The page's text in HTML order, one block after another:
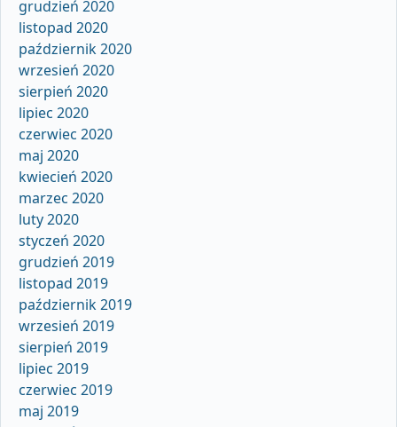
grudzień 2020
listopad 2020
październik 2020
wrzesień 2020
sierpień 2020
lipiec 2020
czerwiec 2020
maj 2020
kwiecień 2020
marzec 2020
luty 2020
styczeń 2020
grudzień 2019
listopad 2019
październik 2019
wrzesień 2019
sierpień 2019
lipiec 2019
czerwiec 2019
maj 2019